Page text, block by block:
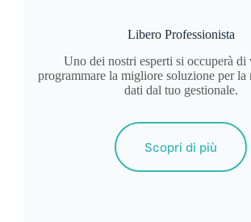
Libero Professionista
Uno dei nostri esperti si occuperà di
programmare la migliore soluzione per la
dati dal tuo gestionale.
Scopri di più